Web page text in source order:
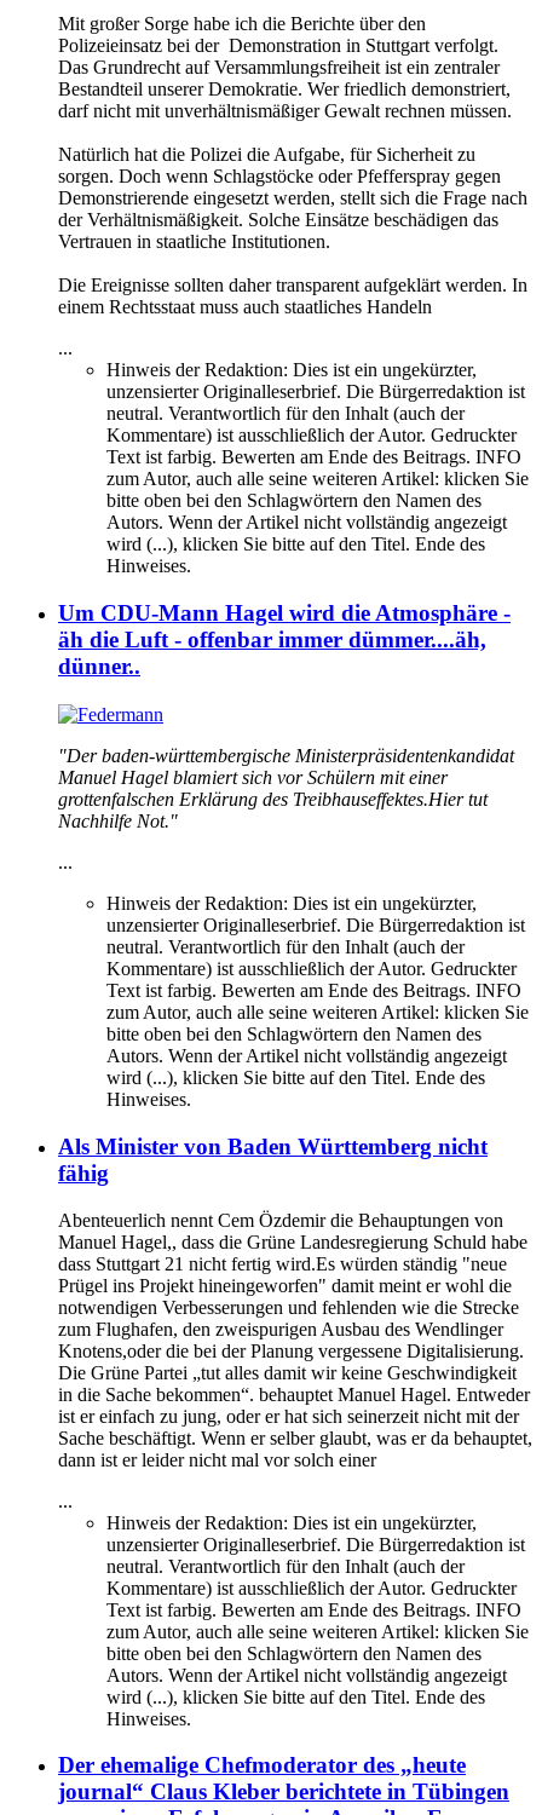
Mit großer Sorge habe ich die Berichte über den
Polizeieinsatz bei der Demonstration in Stuttgart verfolgt.
Das Grundrecht auf Versammlungsfreiheit ist ein zentraler
Bestandteil unserer Demokratie. Wer friedlich demonstriert,
darf nicht mit unverhältnismäßiger Gewalt rechnen müssen.
Natürlich hat die Polizei die Aufgabe, für Sicherheit zu
sorgen. Doch wenn Schlagstöcke oder Pfefferspray gegen
Demonstrierende eingesetzt werden, stellt sich die Frage nach
der Verhältnismäßigkeit. Solche Einsätze beschädigen das
Vertrauen in staatliche Institutionen.
Die Ereignisse sollten daher transparent aufgeklärt werden. In
einem Rechtsstaat muss auch staatliches Handeln
...
Hinweis der Redaktion: Dies ist ein ungekürzter,
unzensierter Originalleserbrief. Die Bürgerredaktion ist
neutral. Verantwortlich für den Inhalt (auch der
Kommentare) ist ausschließlich der Autor. Gedruckter
Text ist farbig. Bewerten am Ende des Beitrags. INFO
zum Autor, auch alle seine weiteren Artikel: klicken Sie
bitte oben bei den Schlagwörtern den Namen des
Autors. Wenn der Artikel nicht vollständig angezeigt
wird (...), klicken Sie bitte auf den Titel. Ende des
Hinweises.
Um CDU-Mann Hagel wird die Atmosphäre -
äh die Luft - offenbar immer dümmer....äh,
dünner..
"Der baden-württembergische Ministerpräsidentenkandidat
Manuel Hagel blamiert sich vor Schülern mit einer
grottenfalschen Erklärung des Treibhauseffektes.Hier tut
Nachhilfe Not."
...
Hinweis der Redaktion: Dies ist ein ungekürzter,
unzensierter Originalleserbrief. Die Bürgerredaktion ist
neutral. Verantwortlich für den Inhalt (auch der
Kommentare) ist ausschließlich der Autor. Gedruckter
Text ist farbig. Bewerten am Ende des Beitrags. INFO
zum Autor, auch alle seine weiteren Artikel: klicken Sie
bitte oben bei den Schlagwörtern den Namen des
Autors. Wenn der Artikel nicht vollständig angezeigt
wird (...), klicken Sie bitte auf den Titel. Ende des
Hinweises.
Als Minister von Baden Württemberg nicht
fähig
Abenteuerlich nennt Cem Özdemir die Behauptungen von
Manuel Hagel,, dass die Grüne Landesregierung Schuld habe
dass Stuttgart 21 nicht fertig wird.Es würden ständig "neue
Prügel ins Projekt hineingeworfen" damit meint er wohl die
notwendigen Verbesserungen und fehlenden wie die Strecke
zum Flughafen, den zweispurigen Ausbau des Wendlinger
Knotens,oder die bei der Planung vergessene Digitalisierung.
Die Grüne Partei „tut alles damit wir keine Geschwindigkeit
in die Sache bekommen“. behauptet Manuel Hagel. Entweder
ist er einfach zu jung, oder er hat sich seinerzeit nicht mit der
Sache beschäftigt. Wenn er selber glaubt, was er da behauptet,
dann ist er leider nicht mal vor solch einer
...
Hinweis der Redaktion: Dies ist ein ungekürzter,
unzensierter Originalleserbrief. Die Bürgerredaktion ist
neutral. Verantwortlich für den Inhalt (auch der
Kommentare) ist ausschließlich der Autor. Gedruckter
Text ist farbig. Bewerten am Ende des Beitrags. INFO
zum Autor, auch alle seine weiteren Artikel: klicken Sie
bitte oben bei den Schlagwörtern den Namen des
Autors. Wenn der Artikel nicht vollständig angezeigt
wird (...), klicken Sie bitte auf den Titel. Ende des
Hinweises.
Der ehemalige Chefmoderator des „heute
journal“ Claus Kleber berichtete in Tübingen